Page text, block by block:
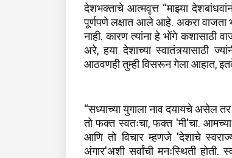
देशभक्ताचे आत्मवृत्त “माझ्या
पूर्णपणे लक्षात आले आहे. अकरा वाजता
नाही. कारण त्यांना हे भोंगे कशासाठी
अरे, हया देशाच्या स्वातंत्र्यासाठी
आठवणही तुम्ही विसरून गेला आहात,
“सध्याच्या युगाला नाव दयायचे असेल
तो फक्त स्वतःचा, फक्त 'मी'चा. आमच्या
आणि तो विचार म्हणजे 'देशाचे
अंगार'अशी सर्वांची मनःस्थिती होती.